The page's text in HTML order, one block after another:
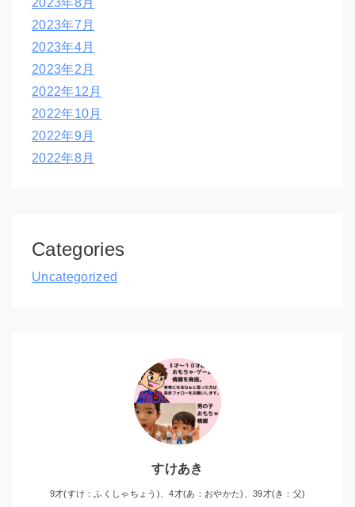
2023年8月
2023年7月
2023年4月
2023年2月
2022年12月
2022年10月
2022年9月
2022年8月
Categories
Uncategorized
すけあき
9才(すけ：ふくしゃちょう)、4才(あ：おやかた)、39才(き：父)